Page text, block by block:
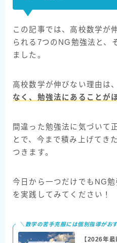
この記事では、高校数学が
られる7つのNG勉強法と、
ました。
高校数学が伸びない理由は、
なく、 勉強法にある ことが
間違った勉強法に気づいて
とで、今まで積み上げてき
つきます。
今日から一つだけでもNG
を実践してみてください！
＼数学の苦手克服には個別指導がおす
【2026年